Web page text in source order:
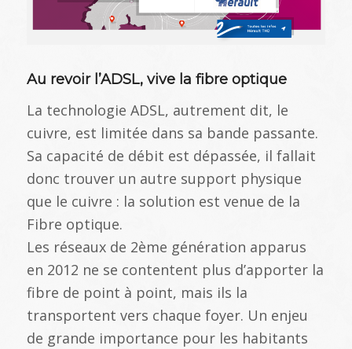
Au revoir l’ADSL, vive la fibre optique
La technologie ADSL, autrement dit, le
cuivre, est limitée dans sa bande passante.
Sa capacité de débit est dépassée, il fallait
donc trouver un autre support physique
que le cuivre : la solution est venue de la
Fibre optique.
Les réseaux de 2ème génération apparus
en 2012 ne se contentent plus d’apporter la
fibre de point à point, mais ils la
transportent vers chaque foyer. Un enjeu
de grande importance pour les habitants